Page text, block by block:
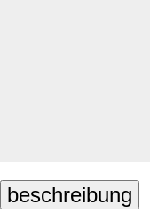
beschreibung